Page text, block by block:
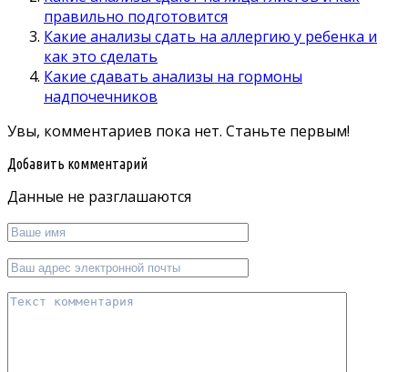
правильно подготовится
Какие анализы сдать на аллергию у ребенка и
как это сделать
Какие сдавать анализы на гормоны
надпочечников
Увы, комментариев пока нет. Станьте первым!
Добавить комментарий
Данные не разглашаются